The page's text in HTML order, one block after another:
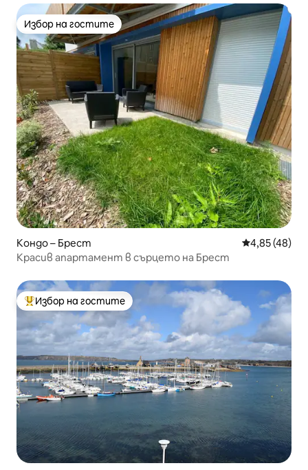
Избор на гостите
Избор на гостите
Кондо – Брест Средна
4,85 (48)
Красив апартамент в сърцето на Брест
Най-популярен избор на гостите
Избор на гостите